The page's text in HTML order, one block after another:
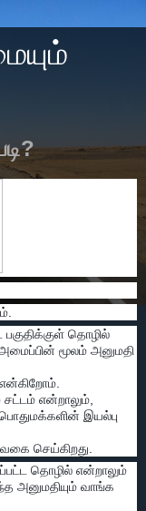
பகுதிக்குள் தொழில்
மூலம் அனுமதி
சட்டம் என்றாலும்,
இயல்பு
செய்கிறது.
தொழில் என்றாலும்
அனுமதியும் வாங்க